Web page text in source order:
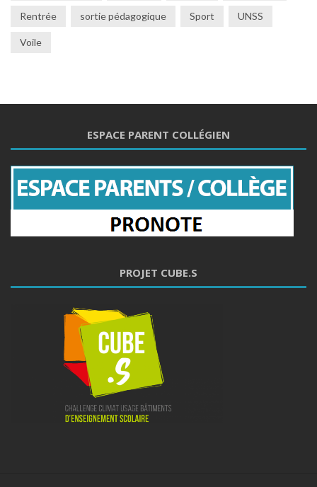
Rentrée sortie pédagogique Sport UNSS
Voile
ESPACE PARENT COLLÉGIEN
PROJET CUBE.S